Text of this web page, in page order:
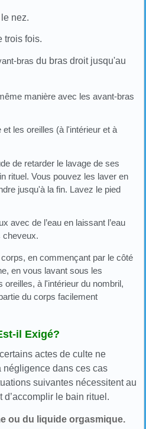
nez.
trois fois.
bras du brasdroit jusqu'au
manière avec les avant-bras
et les oreilles (à l'intérieur et à
de retarder le lavage de ses
rituel. Vous pouvez les laver en
jusqu'à la fin. Lavez le pied
avec de l’eau en laissant l’eau
cheveux.
en commençant par le côté
en vous lavant sous les
oreilles, à l'intérieur du nombril,
du corps facilement
il Exigé?
actes de culte ne
négligence dans ces cas
suivantes nécessitent au
le bain rituel.
ou du liquide orgasmique.